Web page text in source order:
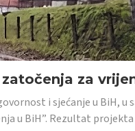
za
i sjećanje u BiH,
u BiH”. Rezultat